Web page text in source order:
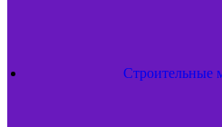
Строительные